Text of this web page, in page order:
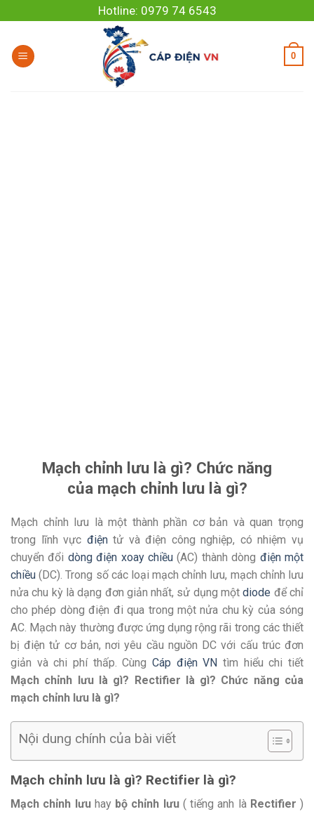
to
content
Hotline: 0979 74 6543
0
Mạch chỉnh lưu là gì? Chức năng
của mạch chỉnh lưu là gì?
Mạch chỉnh lưu là một thành phần cơ bản và quan trọng
trong lĩnh vực điệntử và điện công nghiệp, có nhiệm vụ
chuyển đổi dòng điện xoay chiều (AC) thành dòng điện một
chiều (DC). Trong số các loại mạch chỉnh lưu, mạch chỉnh lưu
nửa chu kỳ là dạng đơn giản nhất, sử dụng mộtdiode để chỉ
cho phép dòng điện đi qua trong một nửa chu kỳ của sóng
AC. Mạch này thường được ứng dụng rộng rãi trong các thiết
bị điện tử cơ bản, nơi yêu cầu nguồn DC với cấu trúc đơn
giản và chi phí thấp. Cùng Cáp điện VN tìm hiểu chi tiết
Mạch chỉnh lưu là gì? Rectifier là gì? Chức năng của
mạch chỉnh lưu là gì?
Nội dung chính của bài viết
Mạch chỉnh lưu là gì? Rectifier là gì?
Mạch chỉnh lưuhay bộ chỉnh lưu( tiếng anh là Rectifier )